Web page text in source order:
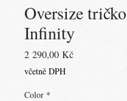
Oversize tričko
Infinity
2 290,00 KčCena
včetně DPH
Color *